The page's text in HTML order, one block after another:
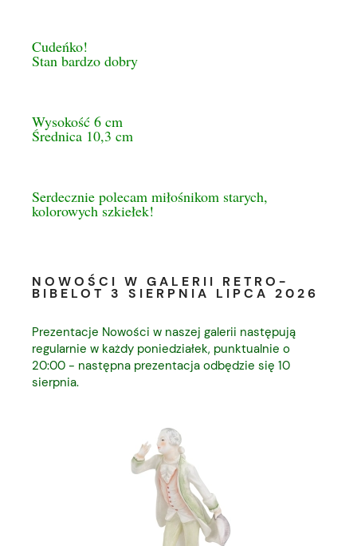
Cudeńko!
Stan bardzo dobry
Wysokość 6 cm
Średnica 10,3 cm
Serdecznie polecam miłośnikom starych,
kolorowych szkiełek!
NOWOŚCI W GALERII RETRO-
BIBELOT 3 SIERPNIA LIPCA 2026
Prezentacje Nowości w naszej galerii następują
regularnie w każdy poniedziałek, punktualnie o
20:00 - następna prezentacja odbędzie się 10
sierpnia.